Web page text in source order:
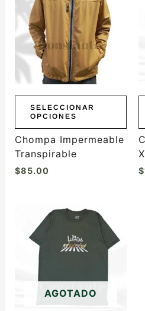
SELECCIONAR
OPCIONES
tiene
múltiples
variantes.
opciones
se
elegir
la
página
producto
Chompa Impermeable
Transpirable
$85.00 $
AGOTADO